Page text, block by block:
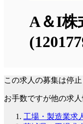
A＆I株
この求人の募集は停止
お手数ですが他の求
工場・製造業求